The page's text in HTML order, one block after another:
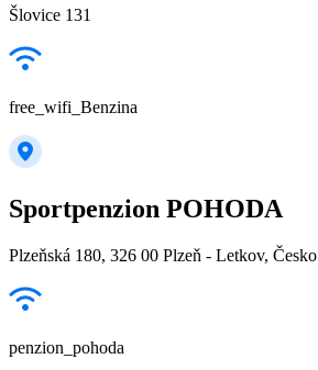
Šlovice 131
free_wifi_Benzina
Sportpenzion POHODA
Plzeňská 180, 326 00 Plzeň - Letkov, Česko
penzion_pohoda